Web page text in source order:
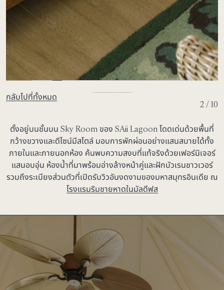
กลับไปที่ทั้งหมด
2 / 10
ตั้งอยู่บนชั้นบน Sky Room ของ SAii Lagoon โดดเด่นด้วยพื้นที่
กว้างขวางและดีไซน์มีสไตล์ มอบการพักผ่อนอย่างแสนสบายได้ทั้ง
ภายในและภายนอกห้อง ค้นพบความสงบที่แท้จริงด้วยเฟอร์นิเจอร์
แสนอบอุ่น ห้องน้ำที่มาพร้อมอ่างล้างหน้าคู่และฝักบัวเรนชาวเวอร์
รวมถึงระเบียงส่วนตัวที่เปิดรับวิวอันงดงามของมหาสมุทรอินเดีย ณ
โรงแรมริมชายหาดในมัลดีฟส